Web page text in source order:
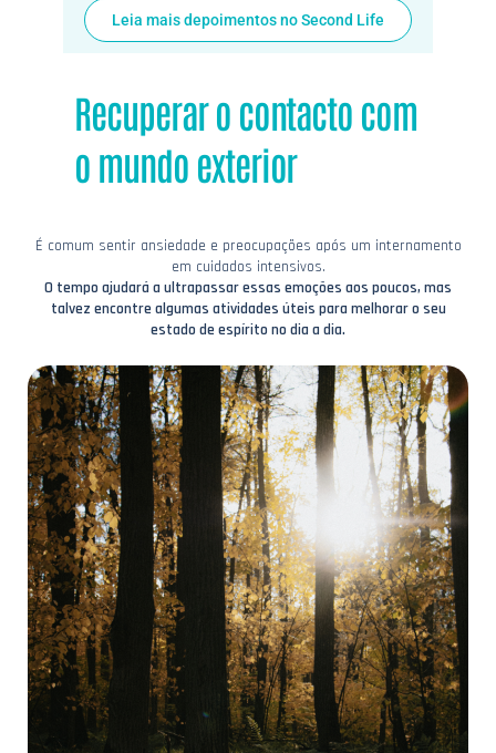
Leia mais depoimentos no Second Life
Recuperar o contacto com
o mundo exterior
É comum sentir ansiedade e preocupações após um internamento
em cuidados intensivos.
O tempo ajudará a ultrapassar essas emoções aos poucos, mas
talvez encontre algumas atividades úteis para melhorar o seu
estado de espírito no dia a dia.